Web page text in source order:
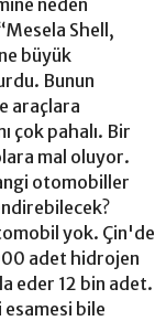
Shell,
büyük
Bunun
araçlara
çok pahalı. Bir
mal oluyor.
otomobiller
yok. Çin'de
adet hidrojen
eder 12 bin adet.
esamesi bile